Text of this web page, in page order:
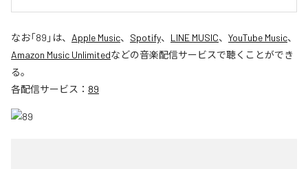
なお「89 」は、 Apple Music、 Spotify、 LINE MUSIC、 YouTube Music、
Amazon Music Unlimitedなどの音楽配信サービスで聴くことができ
る。
各配信サービス： 89